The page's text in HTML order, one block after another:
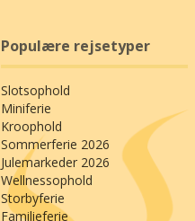
Populære rejsetyper
Slotsophold
Miniferie
Kroophold
Sommerferie 2026
Julemarkeder 2026
Wellnessophold
Storbyferie
Familieferie